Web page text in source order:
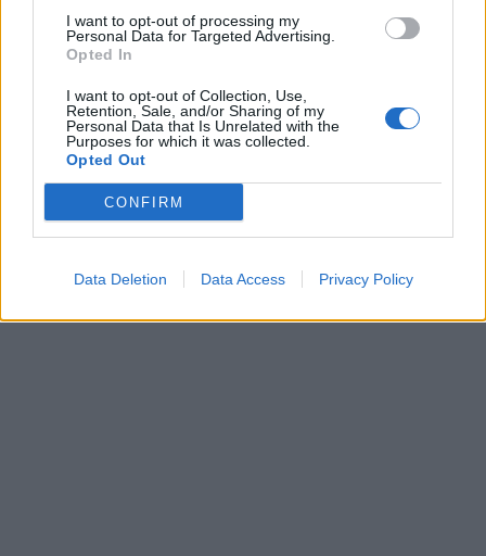
I want to opt-out of processing my
Personal Data for Targeted Advertising.
Opted In
I want to opt-out of Collection, Use,
Retention, Sale, and/or Sharing of my
Personal Data that Is Unrelated with the
Purposes for which it was collected.
Opted Out
CONFIRM
Data Deletion Data Access Privacy Policy